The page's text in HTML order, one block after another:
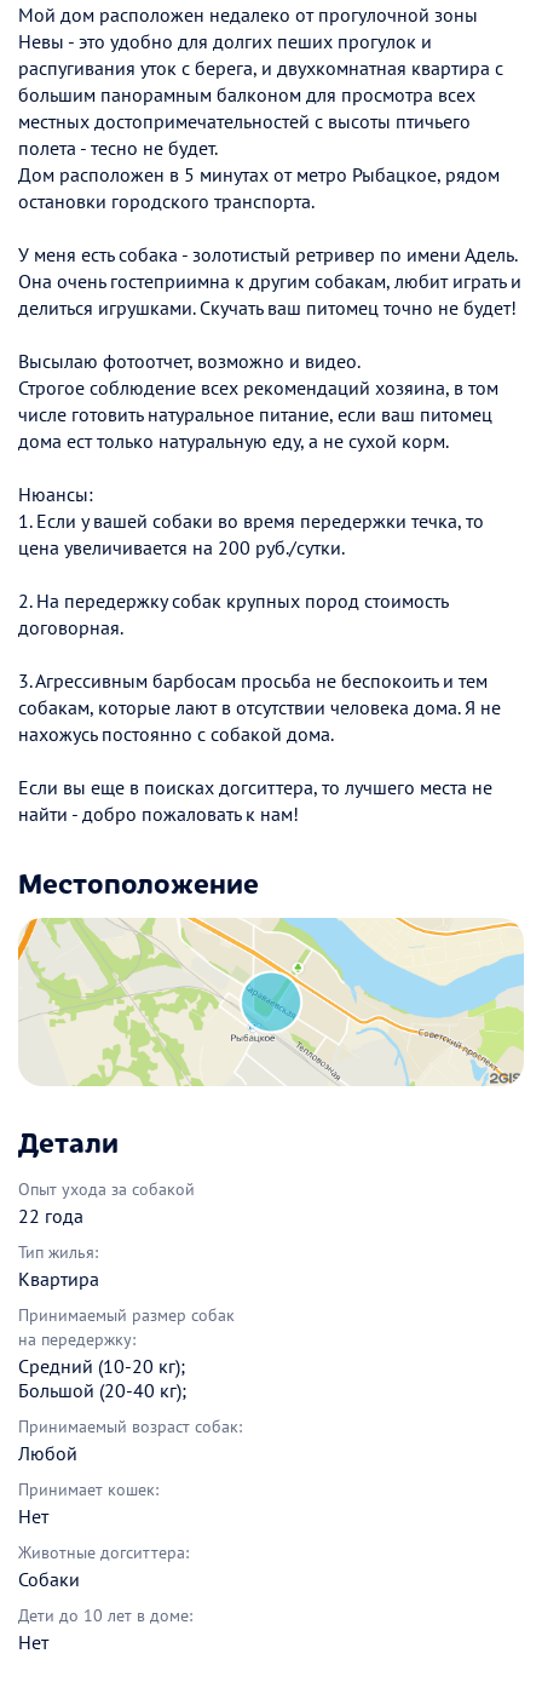
Мой дом расположен недалеко от прогулочной зоны
Невы - это удобно для долгих пеших прогулок и
распугивания уток с берега, и двухкомнатная квартира с
большим панорамным балконом для просмотра всех
местных достопримечательностей с высоты птичьего
полета - тесно не будет.
Дом расположен в 5 минутах от метро Рыбацкое, рядом
остановки городского транспорта.
У меня есть собака - золотистый ретривер по имени Адель.
Она очень гостеприимна к другим собакам, любит играть и
делиться игрушками. Скучать ваш питомец точно не будет!
Высылаю фотоотчет, возможно и видео.
Строгое соблюдение всех рекомендаций хозяина, в том
числе готовить натуральное питание, если ваш питомец
дома ест только натуральную еду, а не сухой корм.
Нюансы:
1. Если у вашей собаки во время передержки течка, то
цена увеличивается на 200 руб./сутки.
2. На передержку собак крупных пород стоимость
договорная.
3. Агрессивным барбосам просьба не беспокоить и тем
собакам, которые лают в отсутствии человека дома. Я не
нахожусь постоянно с собакой дома.
Если вы еще в поисках догситтера, то лучшего места не
найти - добро пожаловать к нам!
Местоположение
Детали
Опыт ухода за собакой
22 года
Тип жилья:
Квартира
Принимаемый размер собак
на передержку:
Средний (10-20 кг);
Большой (20-40 кг);
Принимаемый возраст собак:
Любой
Принимает кошек:
Нет
Животные догситтера:
Собаки
Дети до 10 лет в доме:
Нет